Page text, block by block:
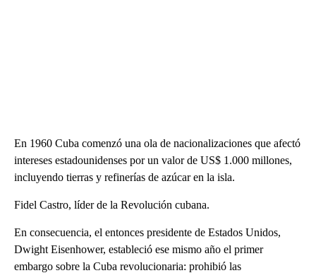
En 1960 Cuba comenzó una ola de nacionalizaciones que afectó
intereses estadounidenses por un valor de US$ 1.000 millones,
incluyendo tierras y refinerías de azúcar en la isla.
Fidel Castro, líder de la Revolución cubana.
En consecuencia, el entonces presidente de Estados Unidos,
Dwight Eisenhower, estableció ese mismo año el primer
embargo sobre la Cuba revolucionaria: prohibió las